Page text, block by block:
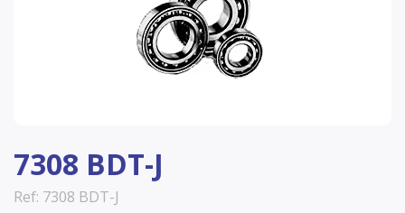
7308 BDT-J
Ref: 7308 BDT-J